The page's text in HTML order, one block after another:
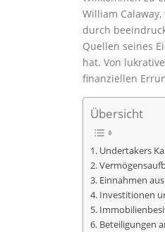
William
durch
Quellen seines
hat. Von
finanziellen
Übersicht
Undertakers
Einnahmen
Investitionen
Beteiligungen